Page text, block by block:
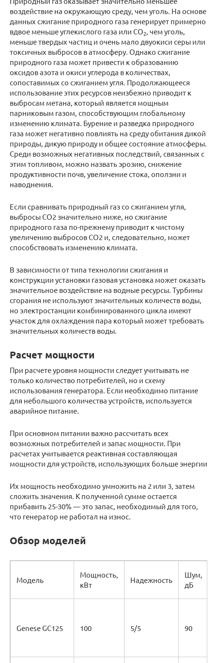
воздействие на окружающую среду, чем уголь. На основе
данных сжигание природного газа генерирует примерно
вдвое меньше углекислого газа или CO2 , чем уголь,
меньше твердых частиц и очень мало двуокиси серы или
токсичных выбросов в атмосферу. Однако сжигание
природного газа может привести к образованию
оксидов азота и окиси углерода в количествах,
сопоставимых со сжиганием угля. Продолжающееся
использование этих ресурсов неизбежно приводит к
выбросам метана, который является мощным
парниковым газом, способствующим глобальному
изменению климата. Бурение и разведка природного
газа может негативно повлиять на среду обитания дикой
природы, дикую природу и общее состояние атмосферы.
Среди возможных негативных последствий, связанных с
этим топливом, можно назвать эрозию, снижение
продуктивности почв, увеличение стока, оползни и
наводнения.
Если сравнивать природный газ со сжиганием угля,
выбросы CO2 значительно ниже, но сжигание
природного газа по-прежнему приводит к чистому
увеличению выбросов CO2 и, следовательно, может
способствовать изменению климата.
В зависимости от типа технологии сжигания и
конструкции установки газовая установка может оказать
значительное воздействие на водные ресурсы. Турбины
сгорания не используют значительных количеств воды,
но электростанции комбинированного цикла имеют
участок для охлаждения пара который может требовать
значительных количеств воды.
Расчет мощности
При расчете уровня мощности следует учитывать не
только количество потребителей, но и схему
использования генератора. Если необходимо питание
для небольшого количества устройств, используется
аварийное питание.
При основном питании важно рассчитать всех
возможных потребителей и запас мощности. При
расчетах учитывается реактивная составляющая
мощности для устройств, использующих больше энергии
Их мощность необходимо умножить на 2 или 3, затем
сложить значения. К полученной сумме остается
прибавить 25-30% — это запас, необходимый для того,
что генератор не работал на износ.
Обзор моделей
Модель
Мощность,
кВт
Надежность
Шум,
дБ
Genese GC125 100 5/5 90